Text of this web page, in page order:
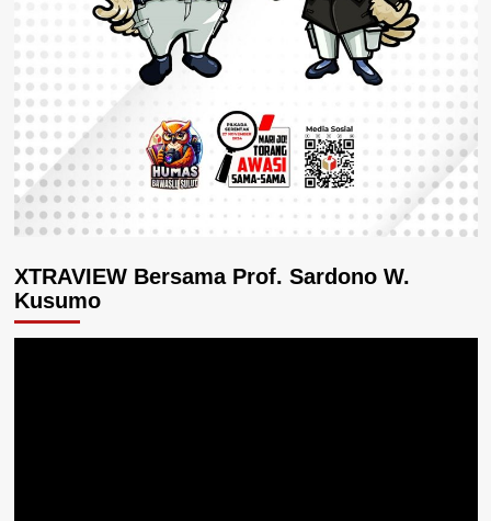
XTRAVIEW Bersama Prof. Sardono W.
Kusumo